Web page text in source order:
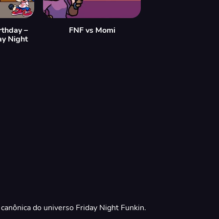
–
Night
FNF vs Momi
do universo Friday Night Funkin.